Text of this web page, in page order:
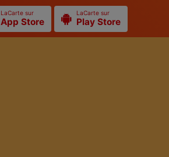
LaCarte sur
App Store
LaCarte sur
Play Store